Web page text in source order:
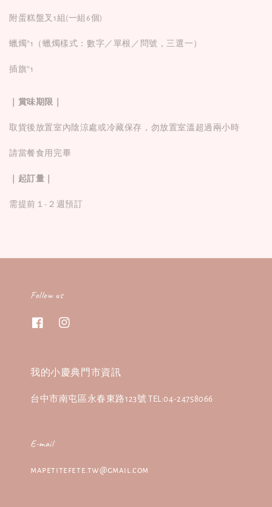
附蛋糕盤叉1組(一組6個)
蠟燭*1（蠟燭樣式：數字／單根／問號，三選一）
插旗*1
｜賞味期限｜
取貨後放置室內陰涼處或冷藏保存，勿放置室溫超過兩小時
請當餐食用完畢
｜起訂量｜
需提前１-２週預訂
Follow us
我的小慶典門市資訊
台中市南屯區永春東路123號 TEL:04-24758066
E-mail
mapetitefete.tw@gmail.com